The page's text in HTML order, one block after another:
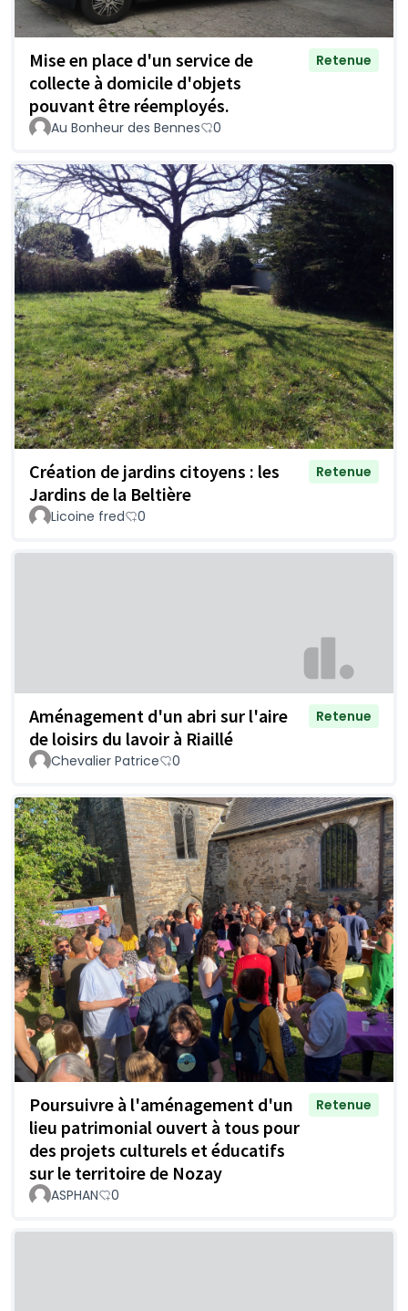
Mise en place d'un service de
collecte à domicile d'objets
pouvant être réemployés.
Retenue
Au Bonheur des Bennes 0
Création de jardins citoyens : les
Jardins de la Beltière
Retenue
Licoine fred 0
Aménagement d'un abri sur l'aire
de loisirs du lavoir à Riaillé
Retenue
Chevalier Patrice 0
Poursuivre à l'aménagement d'un
lieu patrimonial ouvert à tous pour
des projets culturels et éducatifs
sur le territoire de Nozay
Retenue
ASPHAN 0